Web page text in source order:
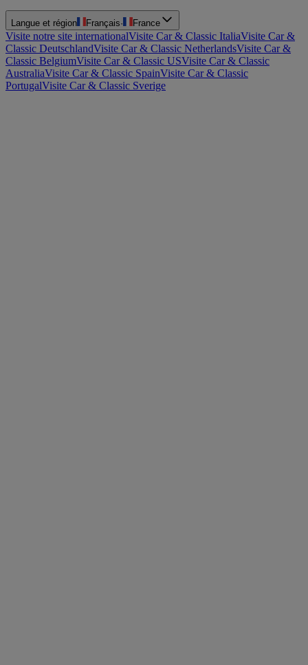
Langue et région Français· France
Visite notre site internationalVisite Car & Classic ItaliaVisite Car &
Classic DeutschlandVisite Car & Classic NetherlandsVisite Car &
Classic BelgiumVisite Car & Classic USVisite Car & Classic
AustraliaVisite Car & Classic SpainVisite Car & Classic
PortugalVisite Car & Classic Sverige